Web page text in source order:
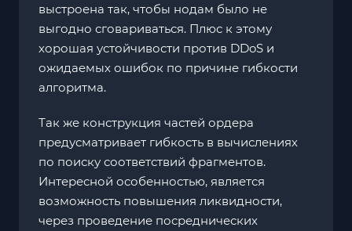
выстроена так, чтобы нодам было не
выгодно сговариваться. Плюс к этому
хорошая устойчивости против DDoS и
ожидаемых ошибок по причине гибкости
алгоритма.
Так же конструкция частей ордера
предусматривает гибкость в вычислениях
по поиску соответствий фрагментов.
Интересной особенностью, является
возможность повышения ликвидности,
через проведение посреднических